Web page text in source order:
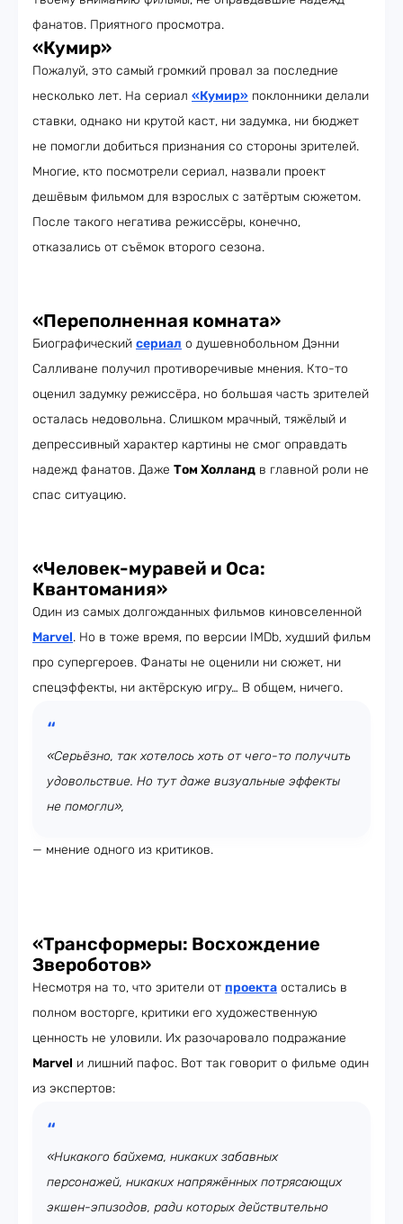
фанатов. Приятного просмотра.
«Кумир»
Пожалуй, это самый громкий провал за последние
несколько лет. На сериал «Кумир» поклонники делали
ставки, однако ни крутой каст, ни задумка, ни бюджет
не помогли добиться признания со стороны зрителей.
Многие, кто посмотрели сериал, назвали проект
дешёвым фильмом для взрослых с затёртым сюжетом.
После такого негатива режиссёры, конечно,
отказались от съёмок второго сезона.
«Переполненная комната»
Биографический сериал о душевнобольном Дэнни
Салливане получил противоречивые мнения. Кто-то
оценил задумку режиссёра, но большая часть зрителей
осталась недовольна. Слишком мрачный, тяжёлый и
депрессивный характер картины не смог оправдать
надежд фанатов. Даже Том Холланд в главной роли не
спас ситуацию.
«Человек-муравей и Оса:
Квантомания»
Один из самых долгожданных фильмов киновселенной
Marvel. Но в тоже время, по версии IMDb, худший фильм
про супергероев. Фанаты не оценили ни сюжет, ни
спецэффекты, ни актёрскую игру… В общем, ничего.
«Серьёзно, так хотелось хоть от чего-то получить
удовольствие. Но тут даже визуальные эффекты
не помогли»,
— мнение одного из критиков.
«Трансформеры: Восхождение
Звероботов»
Несмотря на то, что зрители от проекта остались в
полном восторге, критики его художественную
ценность не уловили. Их разочаровало подражание
Marvel и лишний пафос. Вот так говорит о фильме один
из экспертов:
«Никакого байхема, никаких забавных
персонажей, никаких напряжённых потрясающих
экшен-эпизодов, ради которых действительно